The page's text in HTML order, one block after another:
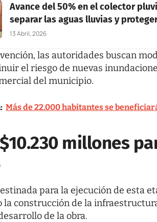
Avance del 50% en el colector
separar las aguas lluvias y
13 Abril, 2026
las autoridades buscan
el riesgo de nuevas
del municipio.
Más de 22.000 habitantes se
millones
para la ejecución de esta
construcción de la
de la obra.